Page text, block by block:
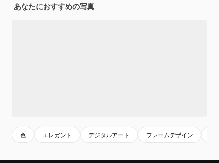
あなたにおすすめの写真
色 エレガント デジタルアート フレームデザイン